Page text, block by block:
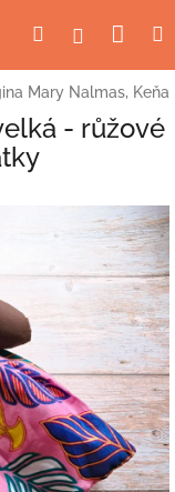
HledatPřihlášení
Mary Nalmas, Keňa
- růžové